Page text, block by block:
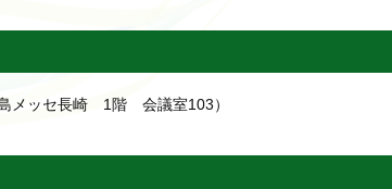
メッセ長崎 1階 会議室103）